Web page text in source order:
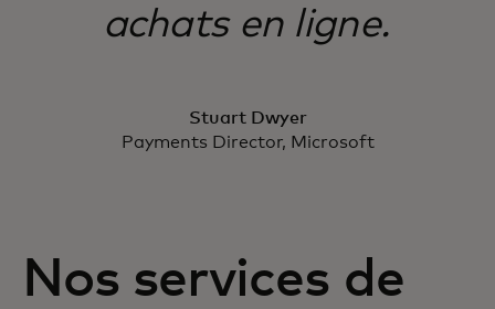
achats en ligne.
Stuart Dwyer
Payments Director, Microsoft
Nos services de